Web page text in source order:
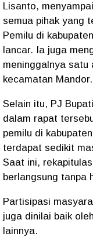
Lisanto,
semua pihak yang
Pemilu di
lancar. Ia juga
meninggalnya satu
kecamatan Mandor.
Selain itu, PJ
dalam rapat
pemilu di
terdapat sedikit
Saat ini,
berlangsung tanpa
Partisipasi
juga dinilai baik
lainnya.